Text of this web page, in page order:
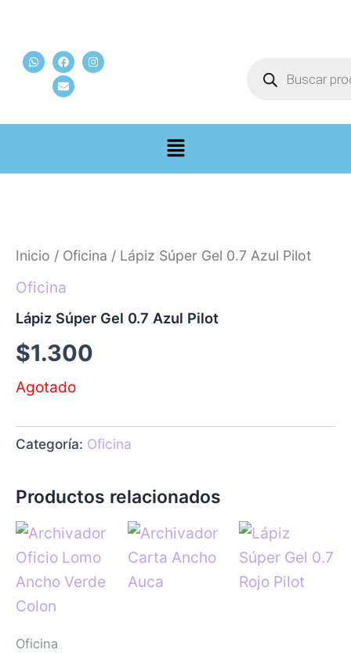
contenido
W
h
a
F
a
c
e
b
I
n
s
E
n
v
e
l
productos
Inicio / Oficina / Lápiz Súper Gel 0.7 Azul Pilot
Oficina
Lápiz Súper Gel 0.7 Azul Pilot
$1.300
Agotado
Categoría: Oficina
Productos relacionados
Oficina